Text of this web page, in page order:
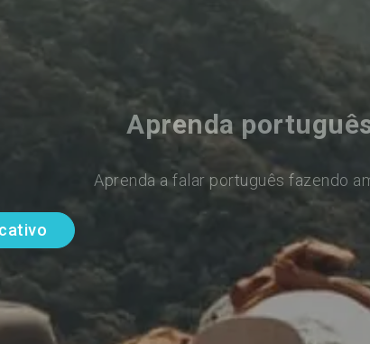
Aprenda
Aprenda a falar português fazendo